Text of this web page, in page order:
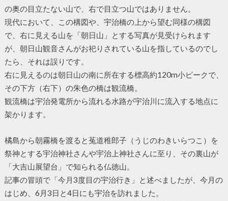
の奥の目立たない山で、右で目立つ山ではありません。
現代において、この構図や、宇治橋の上から望む同様の構図
で、右に見える山を「朝日山」とする写真が見受けられます
が、朝日山観音さんがお祀りされている山を指しているのでし
たら、それは誤りです。
右に見えるのは朝日山の南に所在する標高約120m小ピークで、
その下方（右下）の朱色の橋は観流橋。
観流橋は宇治発電所から流れる水路が宇治川に流入する地点に
架かります。
橘島から朝霧橋を渡ると菟道稚郎子（うじのわきいらつこ）を
祭神とする宇治神社さんや宇治上神社さんに至り、その裏山が
「大吉山展望台」で知られる仏徳山。
記事の冒頭で「今月3度目の宇治行き」と述べましたが、今月の
はじめ、6月3日と4日にも宇治を訪れました。